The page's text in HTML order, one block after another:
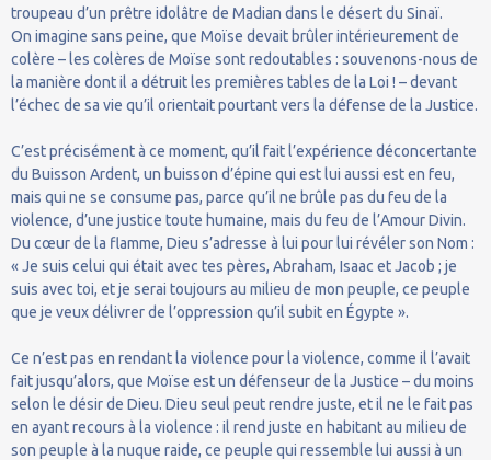
troupeau d’un prêtre idolâtre de Madian dans le désert du Sinaï.
On imagine sans peine, que Moïse devait brûler intérieurement de
colère – les colères de Moïse sont redoutables : souvenons-nous de
la manière dont il a détruit les premières tables de la Loi ! – devant
l’échec de sa vie qu’il orientait pourtant vers la défense de la Justice.
C’est précisément à ce moment, qu’il fait l’expérience déconcertante
du Buisson Ardent, un buisson d’épine qui est lui aussi est en feu,
mais qui ne se consume pas, parce qu’il ne brûle pas du feu de la
violence, d’une justice toute humaine, mais du feu de l’Amour Divin.
Du cœur de la flamme, Dieu s’adresse à lui pour lui révéler son Nom :
« Je suis celui qui était avec tes pères, Abraham, Isaac et Jacob ; je
suis avec toi, et je serai toujours au milieu de mon peuple, ce peuple
que je veux délivrer de l’oppression qu’il subit en Égypte ».
Ce n’est pas en rendant la violence pour la violence, comme il l’avait
fait jusqu’alors, que Moïse est un défenseur de la Justice – du moins
selon le désir de Dieu. Dieu seul peut rendre juste, et il ne le fait pas
en ayant recours à la violence : il rend juste en habitant au milieu de
son peuple à la nuque raide, ce peuple qui ressemble lui aussi à un